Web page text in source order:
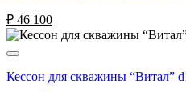
₽ 46 100
Кессон для скважины “Витал”